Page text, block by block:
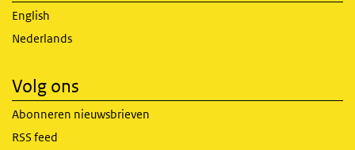
English
Nederlands
Volg ons
Abonneren nieuwsbrieven
RSS feed